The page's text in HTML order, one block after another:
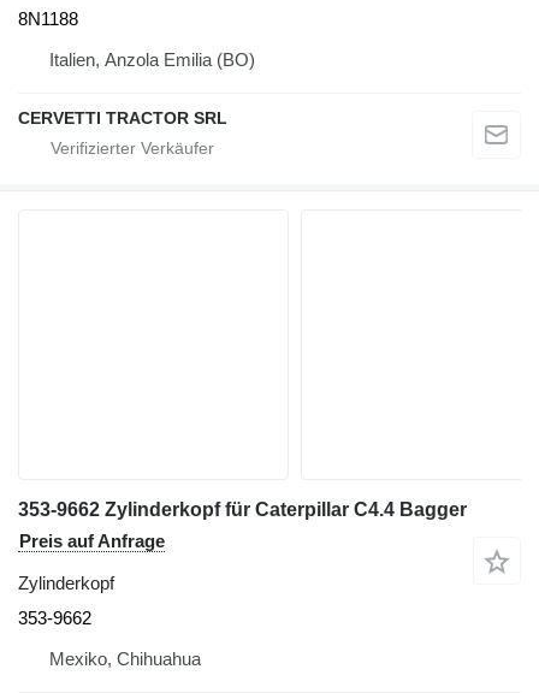
8N1188
Italien, Anzola Emilia (BO)
CERVETTI TRACTOR SRL
353-9662 Zylinderkopf für Caterpillar C4.4 Bagger
Preis auf Anfrage
Zylinderkopf
353-9662
Mexiko, Chihuahua